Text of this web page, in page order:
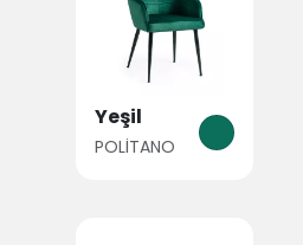
Yeşil
POLİTANO